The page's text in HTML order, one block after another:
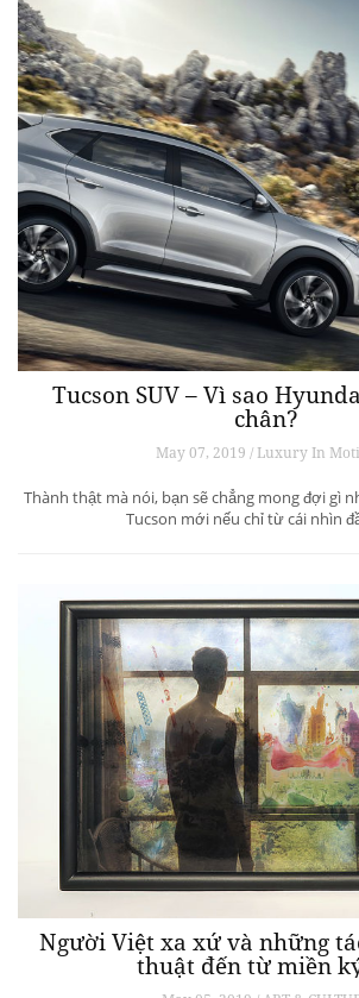
Tucson SUV – Vì sao
chân?
May 07, 2019 / Luxury In
Thành thật mà nói, bạn sẽ chẳng mong đợi gì
Tucson mới nếu chỉ từ cái nhìn
Người Việt xa xứ và những
thuật đến từ miền